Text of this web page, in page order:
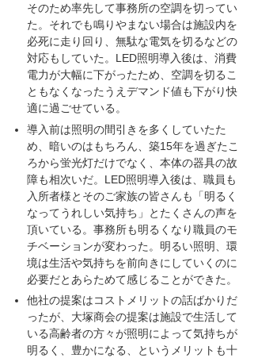
そのため率先して事務所の空調を切ってい
た。それでも鳴りやまない場合は施設内を
必死に走り回り、無駄な電気を切るなどの
対応もしていた。LED照明導入後は、消費
電力が大幅に下がったため、空調を切るこ
ともなくなったうえデマンド値も下がり快
適に過ごせている。
導入前は照明の間引きを多くしていたた
め、暗いのはもちろん、築15年を過ぎたこ
ろから蛍光灯だけでなく、本体の器具の故
障も相次いだ。LED照明導入後は、職員も
入所者様とそのご家族の皆さんも「明るく
なってうれしい気持ち」とたくさんの声を
頂いている。事務所も明るくなり職員のモ
チベーションが変わった。明るい照明、環
境は生活や気持ちを前向きにしていくのに
必要だとあらためて感じることができた。
他社の提案はコストメリットの話ばかりだ
ったが、大塚商会の提案は施設で生活して
いる高齢者の方々が照明によって気持ちが
明るく、豊かになる、というメリットも十